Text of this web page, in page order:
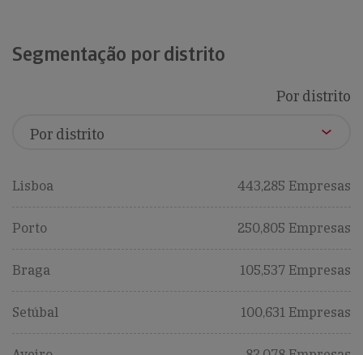
Segmentação por distrito
Por distrito
Lisboa 443,285 Empresas
Porto 250,805 Empresas
Braga 105,537 Empresas
Setúbal 100,631 Empresas